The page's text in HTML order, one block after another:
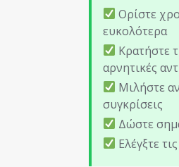
Ορίστε
ευκολότερα
Κρατήστε
αρνητικές
Μιλήστε
συγκρίσεις
Δώστε
Ελέγξτε